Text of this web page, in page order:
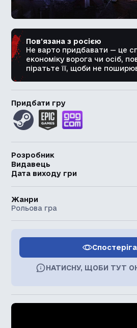
Пов’язана з росією
Не варто придбавати — це
економіку ворога чи осіб,
піратьте її, щоби не
Придбати гру
Розробник
Видавець
Дата виходу гри
Жанри
Рольова гра
НАТИСНУ, ЩОБИ ТУТ